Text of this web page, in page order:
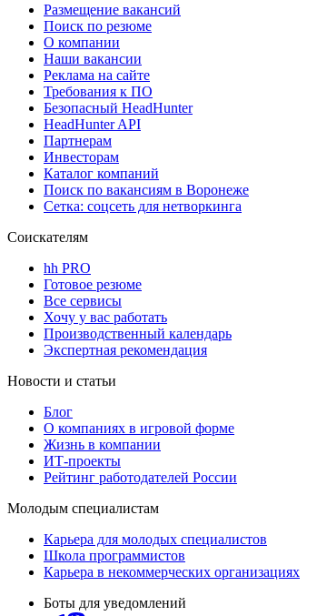
Размещение вакансий
Поиск по резюме
О компании
Наши вакансии
Реклама на сайте
Требования к ПО
Безопасный HeadHunter
HeadHunter API
Партнерам
Инвесторам
Каталог компаний
Поиск по вакансиям в Воронеже
Сетка: соцсеть для нетворкинга
Соискателям
hh PRO
Готовое резюме
Все сервисы
Хочу у вас работать
Производственный календарь
Экспертная рекомендация
Новости и статьи
Блог
О компаниях в игровой форме
Жизнь в компании
ИТ-проекты
Рейтинг работодателей России
Молодым специалистам
Карьера для молодых специалистов
Школа программистов
Карьера в некоммерческих организациях
Боты для уведомлений